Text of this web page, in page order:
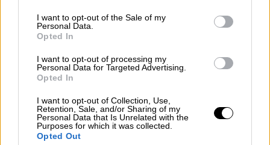
consent section.
I want to opt-out of the Sale of my
Personal Data.
Opted In
I want to opt-out of processing my
Personal Data for Targeted Advertising.
Opted In
I want to opt-out of Collection, Use,
Retention, Sale, and/or Sharing of my
Personal Data that Is Unrelated with the
Purposes for which it was collected.
Opted Out
τρόπο και κυρίως προσωρινό για να
τραβήξουμε τις γραμμές του έργου, να
ζωγραφίζεις δηλαδή πριν αρχίζεις να
σκάβεις», εξήγησε σε μια προσπάθεια να
δικαιολογήσει τις ζαρντινιέρες με τους
Πανεπιστημίου και τα πεζοδρόμια-παγίδα
μεταξύ των παλιών ορίων και του βαμμένου
οδοστρώματος που δόθηκε στους πεζούς.